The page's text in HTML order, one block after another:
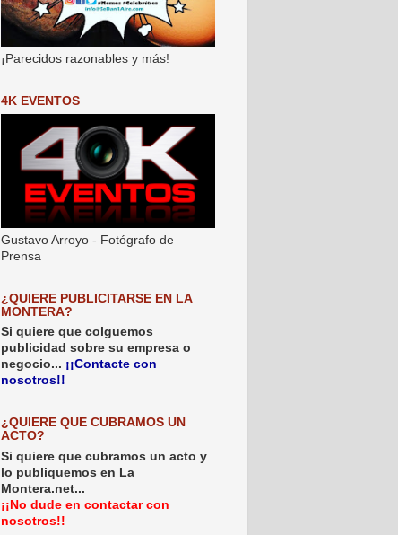
¡Parecidos razonables y más!
4K EVENTOS
Gustavo Arroyo - Fotógrafo de
Prensa
¿QUIERE PUBLICITARSE EN LA
MONTERA?
Si quiere que colguemos
publicidad sobre su empresa o
negocio... ¡¡Contacte con
nosotros!!
¿QUIERE QUE CUBRAMOS UN
ACTO?
Si quiere que cubramos un acto y
lo publiquemos en La
Montera.net...
¡¡No dude en contactar con
nosotros!!